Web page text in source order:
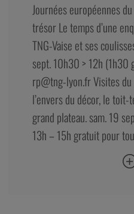
Journées européennes
trésor Le temps d’une
TNG-Vaise et ses
sept. 10h30 > 12h
rp@tng-lyon.frVisites du
l’envers du décor, le
grand plateau. sam. 19
13h – 15h gratuit pour